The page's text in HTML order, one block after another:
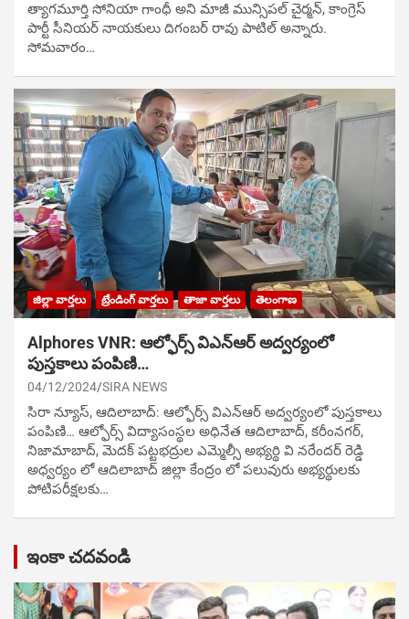
త్యాగమూర్తి సోనియా గాంధీ అని మాజీ మున్సిప‌ల్ చైర్మ‌న్, కాంగ్రెస్
పార్టీ సీనియ‌ర్ నాయ‌కులు దిగంబ‌ర్ రావు పాటిల్ అన్నారు.
సోమవారం…
జిల్లా వార్తలు ట్రేండింగ్ వార్తలు తాజా వార్తలు తెలంగాణ
Alphores VNR: ఆల్ఫోర్స్ విఎన్ఆర్ అద్వర్యంలో
పుస్తకాలు పంపిణి…
04/12/2024 SIRA NEWS
సిరా న్యూస్, ఆదిలాబాద్: ఆల్ఫోర్స్ విఎన్ఆర్ అద్వర్యంలో పుస్తకాలు
పంపిణి… ఆల్ఫోర్స్ విద్యాసంస్థల అధినేత ఆదిలాబాద్, కరీంనగర్,
నిజామాబాద్, మెదక్ పట్టభద్రుల ఎమ్మెల్సీ అభ్యర్థి వి నరేందర్ రెడ్డి
అధ్వర్యం లో ఆదిలాబాద్ జిల్లా కేంద్రం లో పలువురు అభ్యర్థులకు
పోటిప‌రీక్ష‌ల‌కు…
ఇంకా చదవండి